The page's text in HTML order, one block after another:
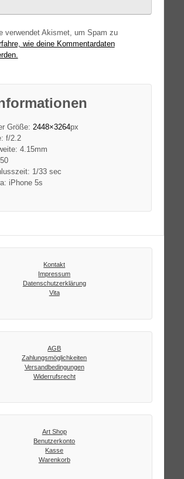
verwendet Akismet, um Spam zu
wie deine Kommentardaten
Größe: 2448×3264px
f/2.2
4.15mm
1/33 sec
iPhone 5s
Kontakt
Impressum
Datenschutzerklärung
Vita
AGB
Zahlungsmöglichkeiten
Versandbedingungen
Widerrufsrecht
Art Shop
Benutzerkonto
Kasse
Warenkorb